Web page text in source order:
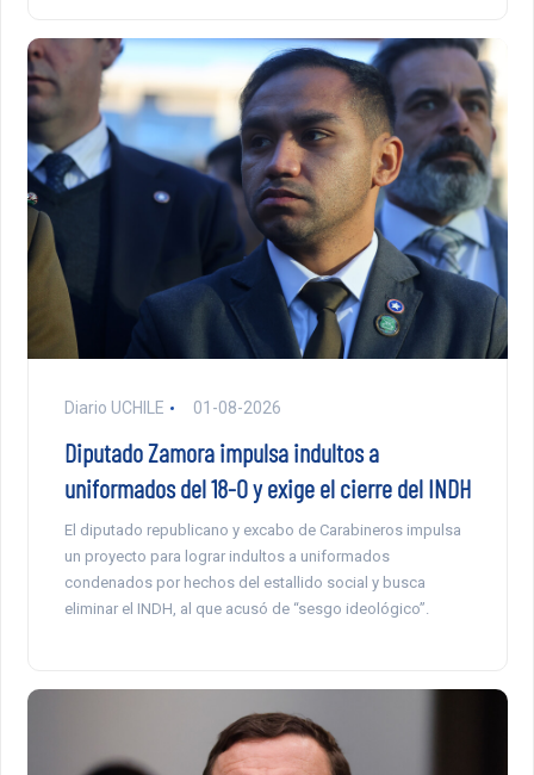
Diario UCHILE 01-08-2026
Diputado Zamora impulsa indultos a
uniformados del 18-O y exige el cierre del INDH
El diputado republicano y excabo de Carabineros impulsa
un proyecto para lograr indultos a uniformados
condenados por hechos del estallido social y busca
eliminar el INDH, al que acusó de “sesgo ideológico”.